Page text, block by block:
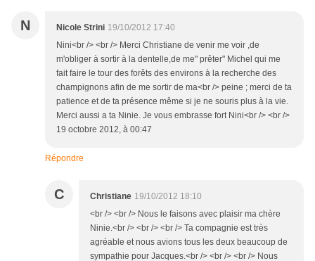
N Nicole Strini 19/10/2012 17:40
Nini<br /> <br /> Merci Christiane de venir me voir ,de
m'obliger à sortir à la dentelle,de me" prêter" Michel qui me
fait faire le tour des forêts des environs à la recherche des
champignons afin de me sortir de ma<br /> peine ; merci de ta
patience et de ta présence même si je ne souris plus à la vie.
Merci aussi a ta Ninie. Je vous embrasse fort Nini<br /> <br />
19 octobre 2012, à 00:47
Répondre
C Christiane 19/10/2012 18:10
<br /> <br /> Nous le faisons avec plaisir ma chère
Ninie.<br /> <br /> <br /> Ta compagnie est très
agréable et nous avions tous les deux beaucoup de
sympathie pour Jacques.<br /> <br /> <br /> Nous